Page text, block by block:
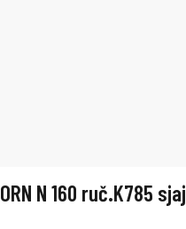
ORN N 160 ruč.K785